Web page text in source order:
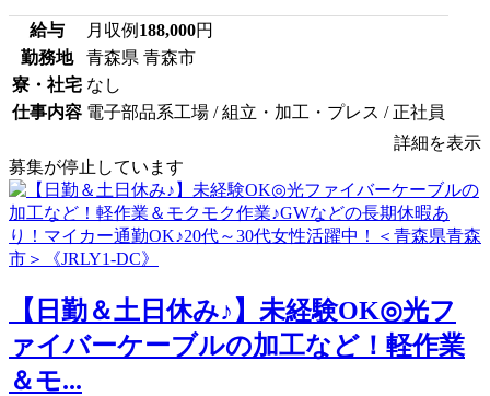
給与 月収例 188,000円
勤務地
青森県 青森市
寮・社宅 なし
仕事内容 電子部品系工場 / 組立・加工・プレス / 正社員
詳細を表示
募集が停止しています
【日勤＆土日休み♪】未経験OK◎光フ
ァイバーケーブルの加工など！軽作業
＆モ...